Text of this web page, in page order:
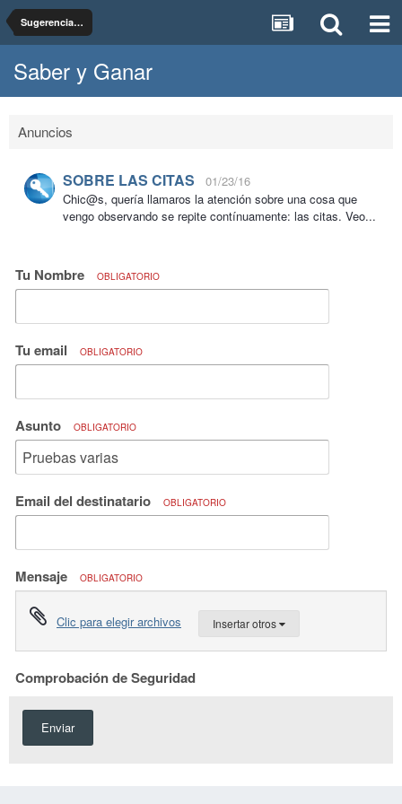
Sugerencias, dudas y pruebas del foro Saber y Ganar
Saber y Ganar
Anuncios
SOBRE LAS CITAS
01/23/16
Chic@s, quería llamaros la atención sobre una cosa que
vengo observando se repite contínuamente: las citas. Veo...
Tu Nombre OBLIGATORIO
Tu email OBLIGATORIO
Asunto OBLIGATORIO
Email del destinatario OBLIGATORIO
Mensaje OBLIGATORIO
Clic para elegir archivos Insertar otros
Comprobación de Seguridad
Enviar